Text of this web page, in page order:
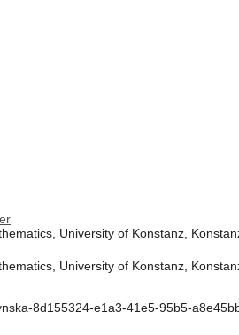
University of Konstanz,
University of Konstanz,
8d155324-e1a3-41e5-95b5-